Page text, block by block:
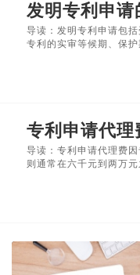
发明专利申请
导读：发明专利申请包
专利的实审等候期、保
专利申请代
导读：专利申请代理费
则通常在六千元到两万